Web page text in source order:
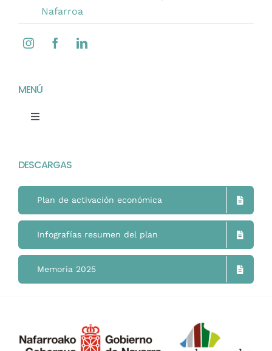
Nafarroa
MENÚ
Toggle
Mimukai
El Centro
La Comunidad
Actualidad
DESCARGAS
Plan de activación económica
Infografías resumen del plan
Memoria 2025